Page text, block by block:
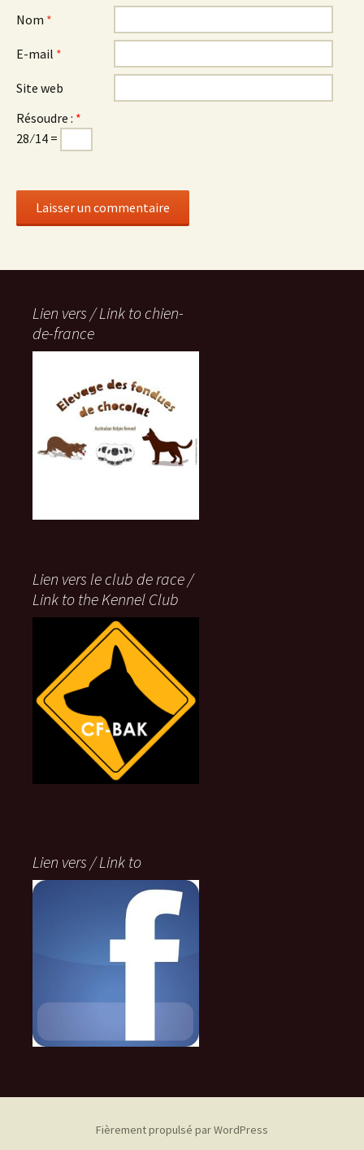
Nom *
E-mail *
Site web
Résoudre : *
28 ⁄ 14 =
Lien vers / Link to chien-
de-france
Lien vers le club de race /
Link to the Kennel Club
Lien vers / Link to
Fièrement propulsé par WordPress